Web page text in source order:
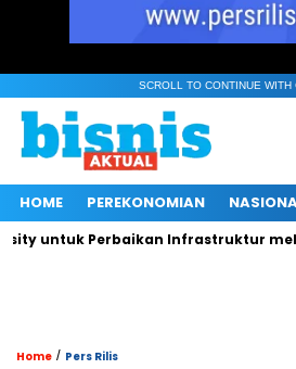
SCROLL TO CONTINUE WITH
HOME PEREKONOMIAN
Perbaikan Infrastruktur melalui
Home / Pers Rilis